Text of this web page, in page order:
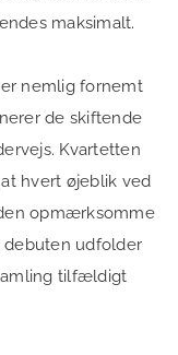
maksimalt.
nemlig fornemt
de skiftende
Kvartetten
hvert øjeblik ved
opmærksomme
udfolder
tilfældigt